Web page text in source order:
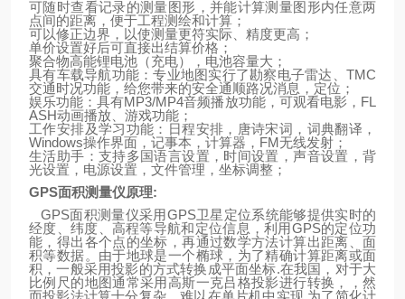
可随时查看记录的测量图形，并能计算测量图形内任意两
点间的距离，便于工程测绘和计算；
可以修正边界，以使测量更符实际、精度更高；
单价设置好后可直接出结算价格；
聚合物高能锂电池（充电），电池容量大；
具有车载导航功能：专业地图实行了勘察电子雷达、 TMC
交通时况功能，给您带来的安全通顺路况消息，定位；
娱乐功能：具有MP3/MP4音频播放功能，可观看电影， FL
ASH动画播放、游戏功能；
工作安排及学习功能：日程安排，唐诗宋词，词典翻译，
Windows操作界面，记事本，计算器， FM无线发射；
生活助手：支持多国语言设置，时间设置，声音设置，背
光设置，电源设置，文件管理，坐标调整；
GPS面积测量仪原理:
GPS面积测量仪采用GPS卫星定位系统能够提供实时的
经度、纬度、高程等导航和定位信息，利用GPS的定位功
能，得出各个点的坐标，再通过数学方法计算出距离、面
积等数据。由于地球是一个椭球，为了精确计算距离或面
积，一般采用投影的方式转换成平面坐标.在我国，对于大
比例尺的地图通常采用高斯一克吕格投影进行转换，，然
而投影法计算十分复杂，难以在单片机中实现.为了简化计